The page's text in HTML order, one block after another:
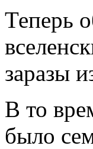
Теперь
заразы
В то
было